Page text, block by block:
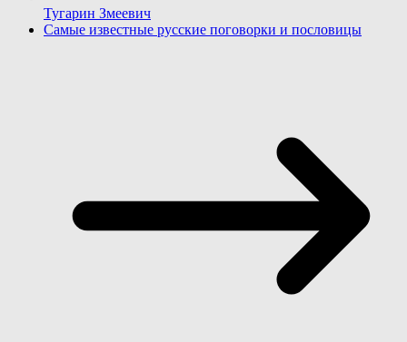
Тугарин Змеевич
Самые известные русские поговорки и пословицы